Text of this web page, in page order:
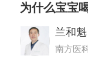
尝试用不同温
添加少量母
式不当 频繁用
为什么宝宝
兰和魁
南方医